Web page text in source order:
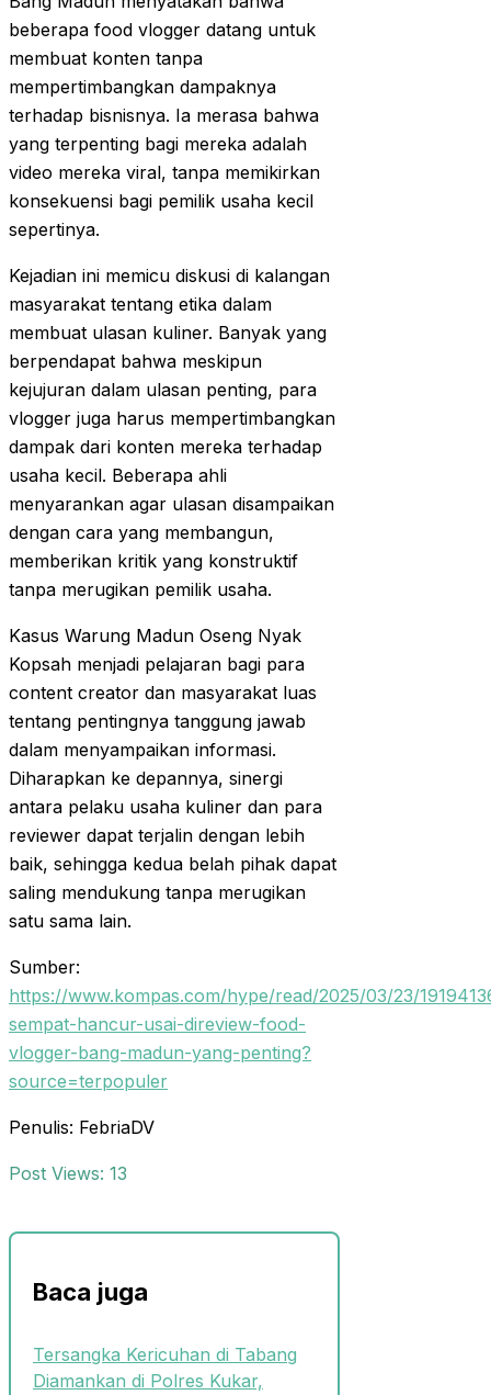
beberapa food vlogger datang untuk
membuat konten tanpa
mempertimbangkan dampaknya
terhadap bisnisnya. Ia merasa bahwa
yang terpenting bagi mereka adalah
video mereka viral, tanpa memikirkan
konsekuensi bagi pemilik usaha kecil
sepertinya.
Kejadian ini memicu diskusi di kalangan
masyarakat tentang etika dalam
membuat ulasan kuliner. Banyak yang
berpendapat bahwa meskipun
kejujuran dalam ulasan penting, para
vlogger juga harus mempertimbangkan
dampak dari konten mereka terhadap
usaha kecil. Beberapa ahli
menyarankan agar ulasan disampaikan
dengan cara yang membangun,
memberikan kritik yang konstruktif
tanpa merugikan pemilik usaha.
Kasus Warung Madun Oseng Nyak
Kopsah menjadi pelajaran bagi para
content creator dan masyarakat luas
tentang pentingnya tanggung jawab
dalam menyampaikan informasi.
Diharapkan ke depannya, sinergi
antara pelaku usaha kuliner dan para
reviewer dapat terjalin dengan lebih
baik, sehingga kedua belah pihak dapat
saling mendukung tanpa merugikan
satu sama lain.
Sumber:
https://www.kompas.com/hype/read/2025/03/23/
sempat-hancur-usai-direview-food-
vlogger-bang-madun-yang-penting?
source=terpopuler
Penulis: FebriaDV
Post Views: 13
Baca juga
Tersangka Kericuhan di Tabang
Diamankan di Polres Kukar,